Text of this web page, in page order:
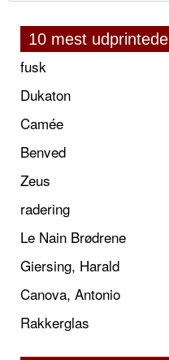
10 mest udprintede
fusk
Dukaton
Camée
Benved
Zeus
radering
Le Nain Brødrene
Giersing, Harald
Canova, Antonio
Rakkerglas